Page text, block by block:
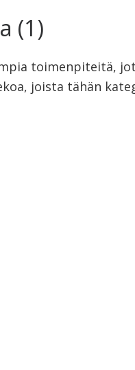
(1)
toimenpiteitä,
joista tähän